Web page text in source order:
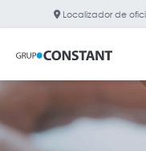
Localizador de